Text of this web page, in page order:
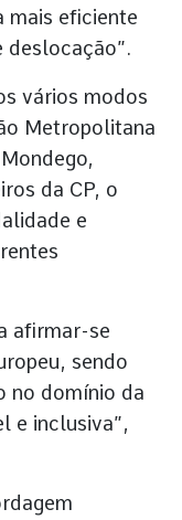
mais eficiente
deslocação”.
vários modos
Metropolitana
da CP, o
e
afirmar-se
sendo
no domínio da
e inclusiva”,